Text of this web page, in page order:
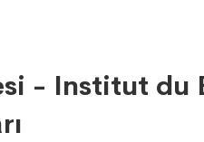
- Institut du